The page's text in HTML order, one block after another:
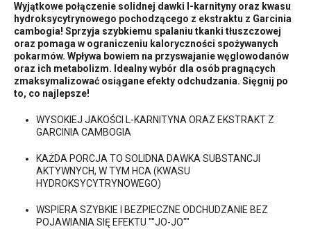
Wyjątkowe połączenie solidnej dawki l-karnityny oraz kwasu
hydroksycytrynowego pochodzącego z ekstraktu z Garcinia
cambogia! Sprzyja szybkiemu spalaniu tkanki tłuszczowej
oraz pomaga w ograniczeniu kaloryczności spożywanych
pokarmów. Wpływa bowiem na przyswajanie węglowodanów
oraz ich metabolizm. Idealny wybór dla osób pragnących
zmaksymalizować osiągane efekty odchudzania. Sięgnij po
to, co najlepsze!
WYSOKIEJ JAKOŚCI L-KARNITYNA ORAZ EKSTRAKT Z
GARCINIA CAMBOGIA
KAŻDA PORCJA TO SOLIDNA DAWKA SUBSTANCJI
AKTYWNYCH, W TYM HCA (KWASU
HYDROKSYCYTRYNOWEGO)
WSPIERA SZYBKIE I BEZPIECZNE ODCHUDZANIE BEZ
POJAWIANIA SIĘ EFEKTU ""JO-JO""